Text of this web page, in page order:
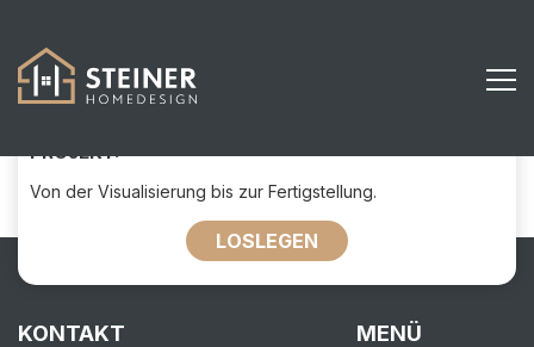
PROJEKT:
Von der Visualisierung bis zur Fertigstellung.
LOSLEGEN
KONTAKT MENÜ